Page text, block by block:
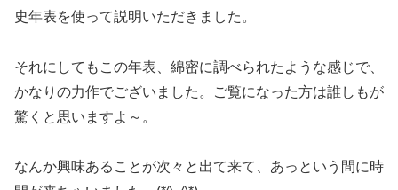
史年表を使って説明いただきました。
それにしてもこの年表、綿密に調べられたような感じで、
かなりの力作でございました。ご覧になった方は誰しもが
驚くと思いますよ～。
なんか興味あることが次々と出て来て、あっという間に時